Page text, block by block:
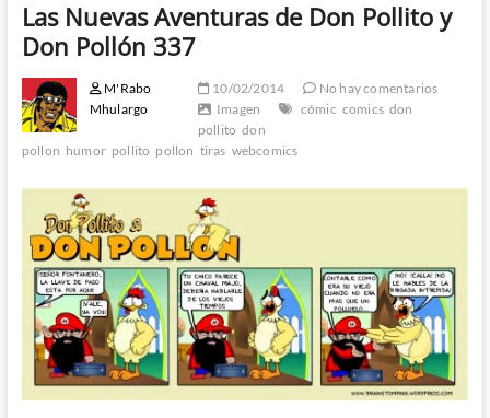
Las Nuevas Aventuras de Don Pollito y
Don Pollón 337
M'Rabo
Mhulargo
10/02/2014
No hay comentarios
Imagen
cómic comics don
pollito don
pollon humor pollito pollon tiras webcomics